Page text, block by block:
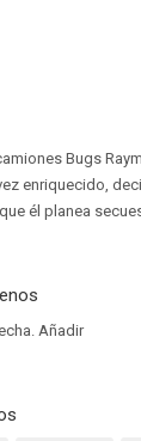
Bugs
enriquecido,
él planea
Añadir